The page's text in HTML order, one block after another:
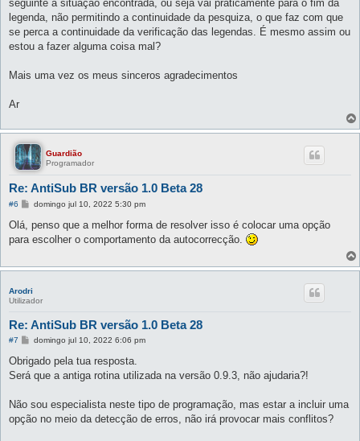
seguinte à situação encontrada, ou seja vai práticamente para o fim da
legenda, não permitindo a continuidade da pesquiza, o que faz com que
se perca a continuidade da verificação das legendas. É mesmo assim ou
estou a fazer alguma coisa mal?
Mais uma vez os meus sinceros agradecimentos
Ar
Guardião
Programador
Re: AntiSub BR versão 1.0 Beta 28
#6
M
n
s
a
m
domingo jul 10, 2022 5:30 pm
Olá, penso que a melhor forma de resolver isso é colocar uma opção
para escolher o comportamento da autocorrecção.
Arodri
Utilizador
Re: AntiSub BR versão 1.0 Beta 28
#7
M
n
s
a
m
domingo jul 10, 2022 6:06 pm
Obrigado pela tua resposta.
Será que a antiga rotina utilizada na versão 0.9.3, não ajudaria?!
Não sou especialista neste tipo de programação, mas estar a incluir uma
opção no meio da detecção de erros, não irá provocar mais conflitos?